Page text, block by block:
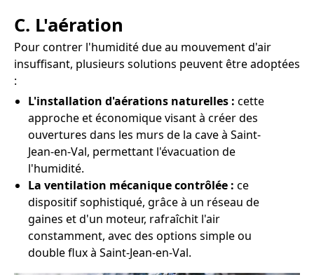
C. L'aération
Pour contrer l'humidité due au mouvement d'air
insuffisant, plusieurs solutions peuvent être adoptées
:
L'installation d'aérations naturelles : cette
approche et économique visant à créer des
ouvertures dans les murs de la cave à Saint-
Jean-en-Val, permettant l'évacuation de
l'humidité.
La ventilation mécanique contrôlée : ce
dispositif sophistiqué, grâce à un réseau de
gaines et d'un moteur, rafraîchit l'air
constamment, avec des options simple ou
double flux à Saint-Jean-en-Val.